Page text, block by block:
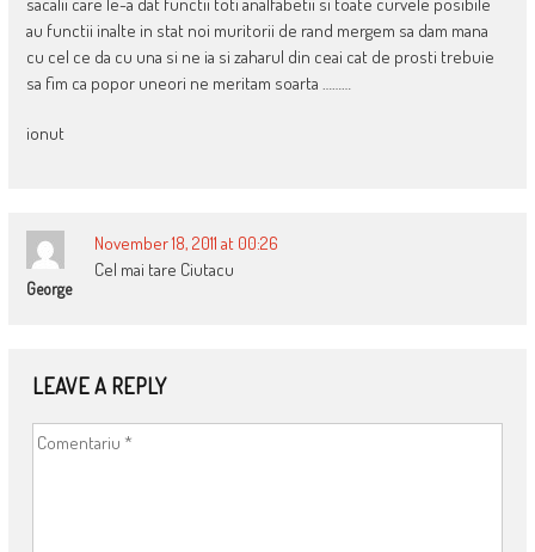
au functii inalte in stat noi muritorii de rand mergem sa dam mana
cu cel ce da cu una si ne ia si zaharul din ceai cat de prosti trebuie
sa fim ca popor uneori ne meritam soarta ………
ionut
George
November 18, 2011 at 00:26
Cel mai tare Ciutacu
LEAVE A REPLY